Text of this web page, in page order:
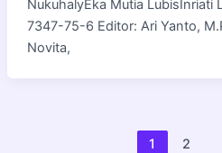
NukuhalyEka Mutia LubisInriati
7347-75-6 Editor: Ari Yanto,
Novita,
1 2